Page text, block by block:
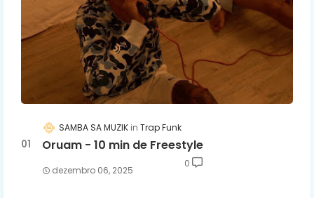
SAMBA SA MUZIK Trap Funk
Oruam - 10 min de Freestyle
dezembro 06, 2025
0